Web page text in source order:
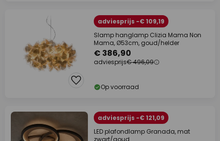
adviesprijs -€ 109,19
Slamp hanglamp Clizia Mama Non
Mama, Ø53cm, goud/helder
€ 386,90
adviesprijs€ 496,09
Op voorraad
adviesprijs -€ 121,09
LED plafondlamp Granada, mat
zwart/goud